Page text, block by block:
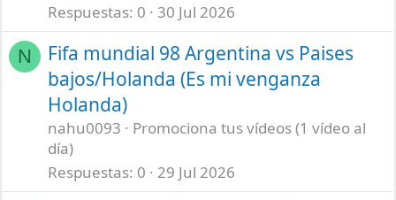
Respuestas 0 30 Jul 2026
N
Fifa mundial 98 Argentina vs Paises
bajos/Holanda (Es mi venganza
Holanda)
nahu0093
Promociona tus vídeos (1 vídeo al
día)
Respuestas 0 29 Jul 2026